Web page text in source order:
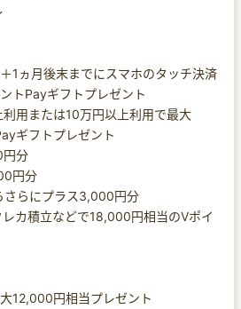
1ヵ月後末までにスマホのタッチ決済
トPayギフトプレゼント
用または10万円以上利用で最大
ギフトプレゼント
円分
円分
らにプラス3,000円分
カ積立などで18,000円相当のVポイ
12,000円相当プレゼント